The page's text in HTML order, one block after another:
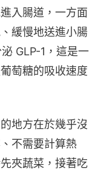
入腸道，一方面
緩慢地送進小腸
GLP-1，這是一
萄糖的吸收速度
地方在於幾乎沒
不需要計算熱
夾蔬菜，接著吃